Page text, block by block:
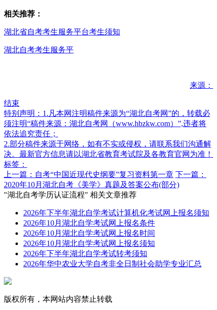
相关推荐：
湖北省自考考生服务平台考生须知
湖北自考考生服务平
来源：
结束
特别声明：1.凡本网注明稿件来源为“湖北自考网”的，转载必
须注明“稿件来源：湖北自考网（www.hbzkw.com）”,违者将
依法追究责任；
2.部分稿件来源于网络，如有不实或侵权，请联系我们沟通解
决。最新官方信息请以湖北省教育考试院及各教育官网为准！
标签：
上一篇：自考“中国近现代史纲要”复习资料第一章 下一篇：
2020年10月湖北自考《美学》真题及答案公布(部分)
"湖北自考学历认证流程" 相关文章推荐
2026年下半年湖北自学考试计算机化考试网上报名须知
2026年10月湖北自学考试网上报名条件
2026年10月湖北自学考试网上报名时间
2026年10月湖北自学考试网上报名须知
2026年下半年湖北自学考试转考须知
2026年华中农业大学自考非全日制社会助学专业汇总
版权所有，本网站内容禁止转载